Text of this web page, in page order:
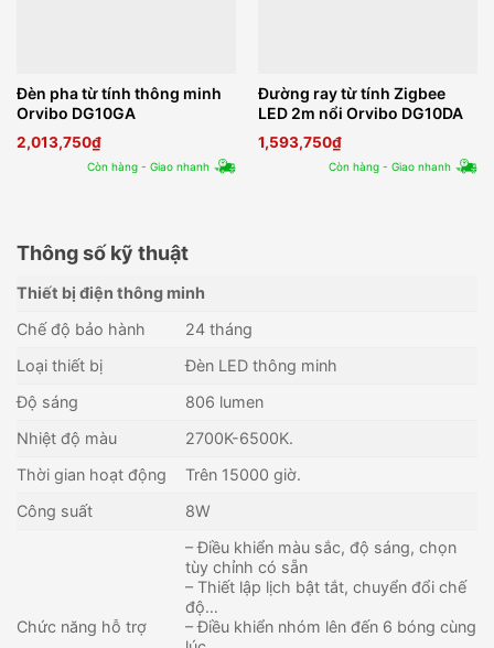
Đèn pha từ tính thông minh
Orvibo DG10GA
2,013,750₫
Còn hàng - Giao nhanh
Đường ray từ tính Zigbee
LED 2m nổi Orvibo DG10DA
1,593,750₫
Còn hàng - Giao nhanh
Thông số kỹ thuật
Thiết bị điện thông minh
Chế độ bảo hành
24 tháng
Loại thiết bị
Đèn LED thông minh
Độ sáng
806 lumen
Nhiệt độ màu
2700K-6500K.
Thời gian hoạt động
Trên 15000 giờ.
Công suất
8W
Chức năng hỗ trợ
– Điều khiển màu sắc, độ sáng, chọn
tùy chỉnh có sẵn
– Thiết lập lịch bật tắt, chuyển đổi chế
độ…
– Điều khiển nhóm lên đến 6 bóng cùng